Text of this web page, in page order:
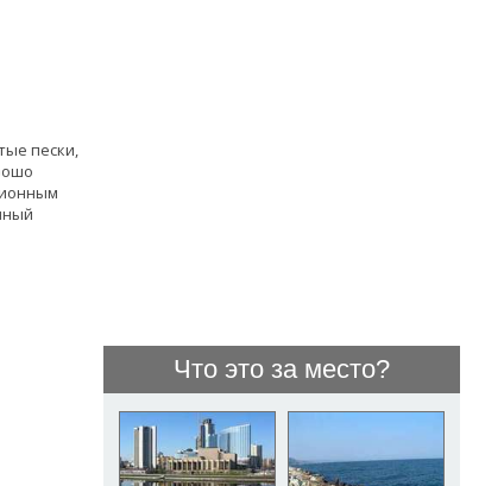
пески,
Что это за место?